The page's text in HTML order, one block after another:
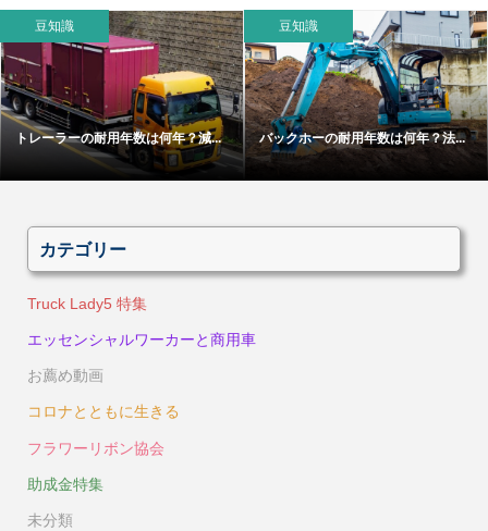
豆知識
トレーラーの耐用年数は何年？減...
豆知識
バックホーの耐用年数は何年？法...
カテゴリー
Truck Lady5 特集
エッセンシャルワーカーと商用車
お薦め動画
コロナとともに生きる
フラワーリボン協会
助成金特集
未分類